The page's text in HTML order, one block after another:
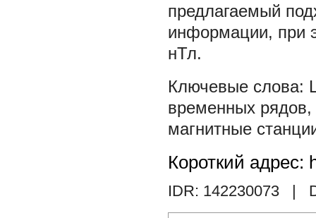
предлагаемый
информации, при
нТл.
временных рядов,
магнитные
Короткий адрес:
IDR: 142230073 |